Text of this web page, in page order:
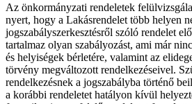
Az önkormányzati rendeletek
nyert, hogy a Lakásrendelet több helyen
jogszabályszerkesztésről szóló rendelet
tartalmaz olyan szabályozást, ami már
és helyiségek bérletére, valamint az
törvény megváltozott rendelkezéseivel.
rendelkezésnek a jogszabályba történő
a korábbi rendeletet hatályon kívül